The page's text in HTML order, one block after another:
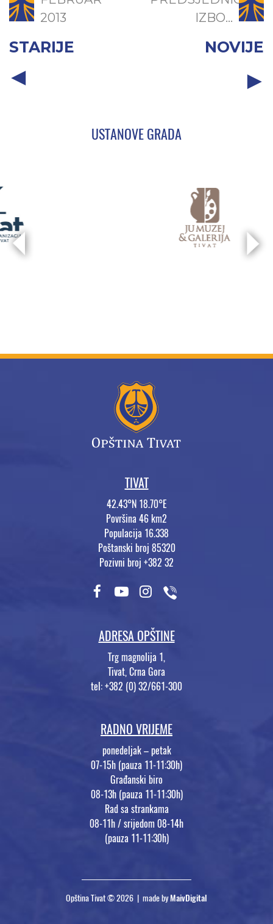
2013
STARIJE
IZBO...
NOVIJE
USTANOVE GRADA
TIVAT
42.43°N 18.70°E
Površina 46 km2
Populacija 16.338
Poštanski broj 85320
Pozivni broj +382 32
ADRESA OPŠTINE
Trg magnolija 1,
Tivat, Crna Gora
tel: +382 (0) 32/661-300
RADNO VRIJEME
ponedeljak – petak
07-15h (pauza 11-11:30h)
Građanski biro
08-13h (pauza 11-11:30h)
Rad sa strankama
08-11h / srijedom 08-14h
(pauza 11-11:30h)
Opština Tivat © 2026 | made byMaivDigital